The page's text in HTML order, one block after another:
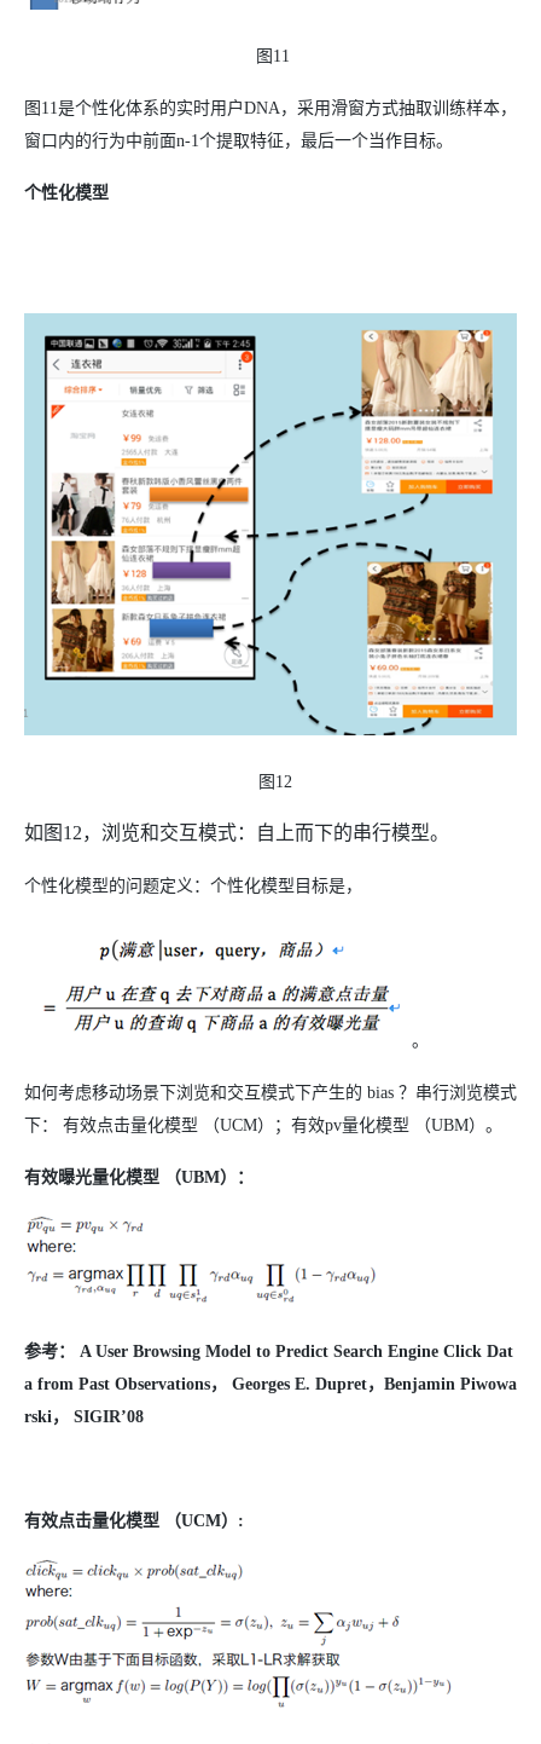
图11
图11是个性化体系的实时用户DNA，采用滑窗方式抽取训练样本，
窗口内的行为中前面n-1个提取特征，最后一个当作目标。
个性化模型
图12
如图 12，浏览和交互模式：自上而下的串行模型。
个性化模型的问题定义：个性化模型目标是，
。
如何考虑移动场景下浏览和交互模式下产生的 bias ？串行浏览模式
下： 有效点击量化模型 （UCM）；有效pv量化模型 （UBM）。
有效曝光量化模型 （UBM）：
参考： A User Browsing Model to Predict Search Engine Click Dat
a from Past Observations， Georges E. Dupret，Benjamin Piwowa
rski， SIGIR’08
有效点击量化模型 （UCM）: